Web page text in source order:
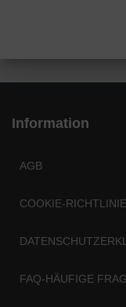
Information
AGB
COOKIE-
FAQ-HÄUFIGE